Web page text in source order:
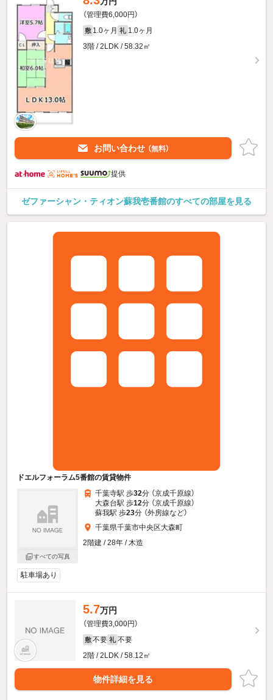
（管理費6,000円）
敷 1.0ヶ月 礼 1.0ヶ月
3階 / 2LDK / 58.32㎡
お問い合わせ （無料）
提供
ゼファーシャン・ティオン蘇我壱番館のすべての部屋を見る
ドエルフォーラム5番館の賃貸物件
すべての写真
千葉寺駅 歩32分 （京成千原線）
大森台駅 歩12分 （京成千原線）
蘇我駅 歩23分 （外房線など）
千葉県千葉市中央区大森町
2階建 / 28年 / 木造
駐車場あり
5.7万円
（管理費3,000円）
敷 不要 礼 不要
2階 / 2LDK / 58.12㎡
物件詳細を見る